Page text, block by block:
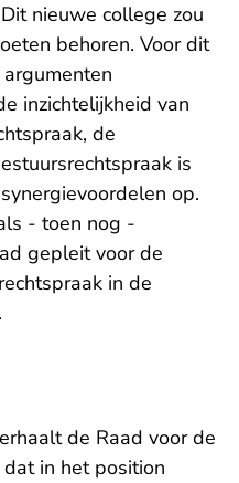
nieuwe college zou
behoren. Voor dit
inzichtelijkheid van
de
is
op.
- toen nog -
gepleit voor de
in de
de Raad voor de
in het position